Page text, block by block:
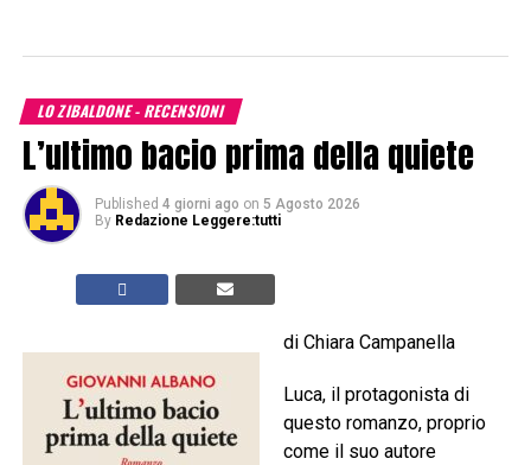
LO ZIBALDONE - RECENSIONI
L’ultimo bacio prima della quiete
Published 4 giorni ago on 5 Agosto 2026
By Redazione Leggere:tutti
di Chiara Campanella
Luca, il protagonista di
questo romanzo, proprio
come il suo autore